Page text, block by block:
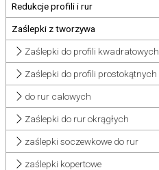
Redukcje profili i rur
Zaślepki z tworzywa
Zaślepki do profili kwadratowych
Zaślepki do profili prostokątnych
do rur calowych
Zaślepki do rur okrągłych
zaślepki soczewkowe do rur
zaślepki kopertowe